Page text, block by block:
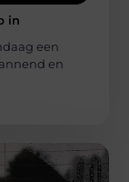
in
een
en